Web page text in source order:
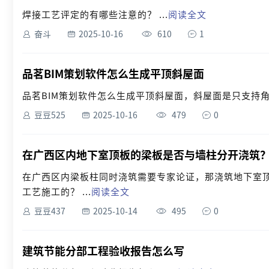
焊接工艺评定的有哪些注意的？ ...阅读全文
奋斗 2025-10-16 610 1
品茗BIM策划软件怎么生成平顶斜屋面
品茗BIM策划软件怎么生成平顶斜屋面，斜屋面是只支持
豆豆525 2025-10-16 479 0
在广西区内地下室顶板的梁板是否与墙柱分开浇筑
在广西区内梁板柱同时浇筑需要专家论证，那浇筑地下
工艺施工的？ ...阅读全文
豆豆437 2025-10-14 495 0
建筑节能分部工程验收报告怎么写